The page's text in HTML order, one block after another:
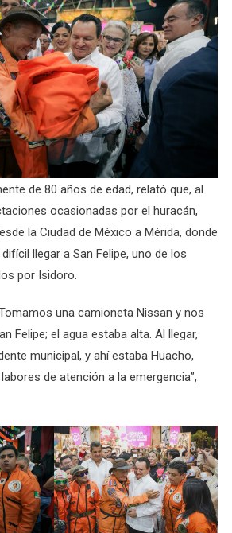
de 80 años de edad, relató que, al
ocasionadas por el huracán,
la Ciudad de México a Mérida, donde
llegar a San Felipe, uno de los
por Isidoro.
una camioneta Nissan y nos
Felipe; el agua estaba alta. Al llegar,
municipal, y ahí estaba Huacho,
de atención a la emergencia”,